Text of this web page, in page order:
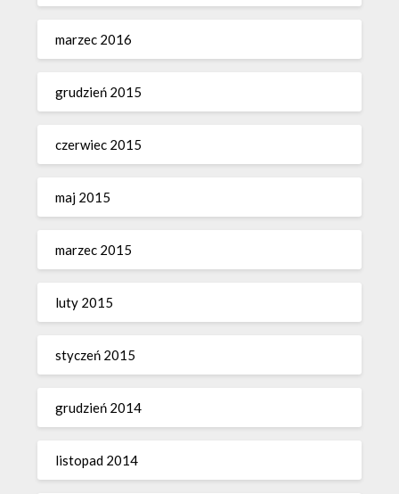
marzec 2016
grudzień 2015
czerwiec 2015
maj 2015
marzec 2015
luty 2015
styczeń 2015
grudzień 2014
listopad 2014